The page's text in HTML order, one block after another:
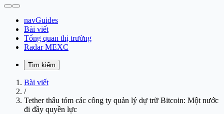
navGuides
Bài viết
Tổng quan thị trường
Radar MEXC
Tìm kiếm
Bài viết
/
Tether thâu tóm các công ty quản lý dự trữ Bitcoin: Một nước
đi đầy quyền lực